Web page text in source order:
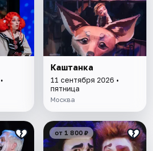
Каштанка
11 сентября 2026 •
пятница
Москва
от 1 800 ₽